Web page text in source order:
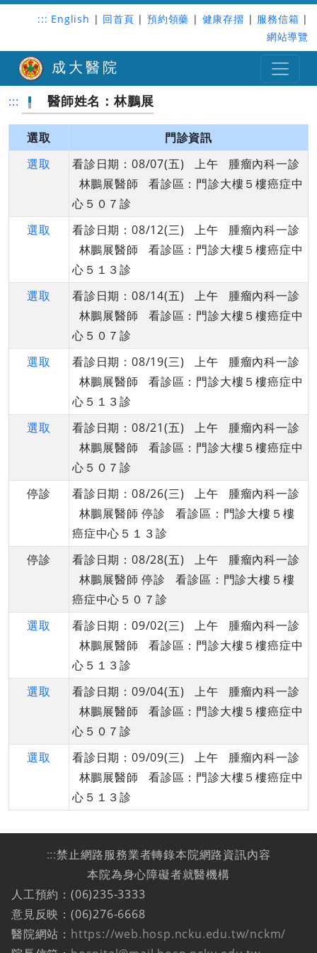
::: English | 回首頁 | 預約領藥 | 健康存摺 | 服務信箱 |
網站導覽
成大醫院
::: 醫師姓名：林鵬展
選取
門診資訊
選取
看診日期：08/07(五) 上午 腫瘤內科一診
林鵬展醫師 看診區：門診大樓５樓癌症中
心５０７診
選取
看診日期：08/12(三) 上午 腫瘤內科一診
林鵬展醫師 看診區：門診大樓５樓癌症中
心５１３診
選取
看診日期：08/14(五) 上午 腫瘤內科一診
林鵬展醫師 看診區：門診大樓５樓癌症中
心５０７診
選取
看診日期：08/19(三) 上午 腫瘤內科一診
林鵬展醫師 看診區：門診大樓５樓癌症中
心５１３診
選取
看診日期：08/21(五) 上午 腫瘤內科一診
林鵬展醫師 看診區：門診大樓５樓癌症中
心５０７診
停診
看診日期：08/26(三) 上午 腫瘤內科一診
林鵬展醫師 停診 看診區：門診大樓５樓
癌症中心５１３診
停診
看診日期：08/28(五) 上午 腫瘤內科一診
林鵬展醫師 停診 看診區：門診大樓５樓
癌症中心５０７診
選取
看診日期：09/02(三) 上午 腫瘤內科一診
林鵬展醫師 看診區：門診大樓５樓癌症中
心５１３診
選取
看診日期：09/04(五) 上午 腫瘤內科一診
林鵬展醫師 看診區：門診大樓５樓癌症中
心５０７診
選取
看診日期：09/09(三) 上午 腫瘤內科一診
林鵬展醫師 看診區：門診大樓５樓癌症中
心５１３診
:::禁止網路服務業者轉錄本院網路資訊內容
本院為身心障礙者就醫機構
人工預約：(06)235-3333
意見反映：(06)276-6668
醫院網站： https://web.hosp.ncku.edu.tw/nckm/